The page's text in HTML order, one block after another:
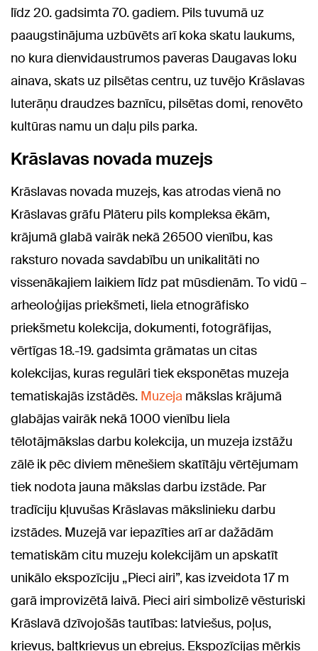
līdz 20. gadsimta 70. gadiem. Pils tuvumā uz
paaugstinājuma uzbūvēts arī koka skatu laukums,
no kura dienvidaustrumos paveras Daugavas loku
ainava, skats uz pilsētas centru, uz tuvējo Krāslavas
luterāņu draudzes baznīcu, pilsētas domi, renovēto
kultūras namu un daļu pils parka.
Krāslavas novada muzejs
Krāslavas novada muzejs, kas atrodas vienā no
Krāslavas grāfu Plāteru pils kompleksa ēkām,
krājumā glabā vairāk nekā 26500 vienību, kas
raksturo novada savdabību un unikalitāti no
vissenākajiem laikiem līdz pat mūsdienām. To vidū –
arheoloģijas priekšmeti, liela etnogrāfisko
priekšmetu kolekcija, dokumenti, fotogrāfijas,
vērtīgas 18.-19. gadsimta grāmatas un citas
kolekcijas, kuras regulāri tiek eksponētas muzeja
tematiskajās izstādēs. Muzeja mākslas krājumā
glabājas vairāk nekā 1000 vienību liela
tēlotājmākslas darbu kolekcija, un muzeja izstāžu
zālē ik pēc diviem mēnešiem skatītāju vērtējumam
tiek nodota jauna mākslas darbu izstāde. Par
tradīciju kļuvušas Krāslavas mākslinieku darbu
izstādes. Muzejā var iepazīties arī ar dažādām
tematiskām citu muzeju kolekcijām un apskatīt
unikālo ekspozīciju „Pieci airi”, kas izveidota 17 m
garā improvizētā laivā. Pieci airi simbolizē vēsturiski
Krāslavā dzīvojošās tautības: latviešus, poļus,
krievus, baltkrievus un ebrejus. Ekspozīcijas mērķis